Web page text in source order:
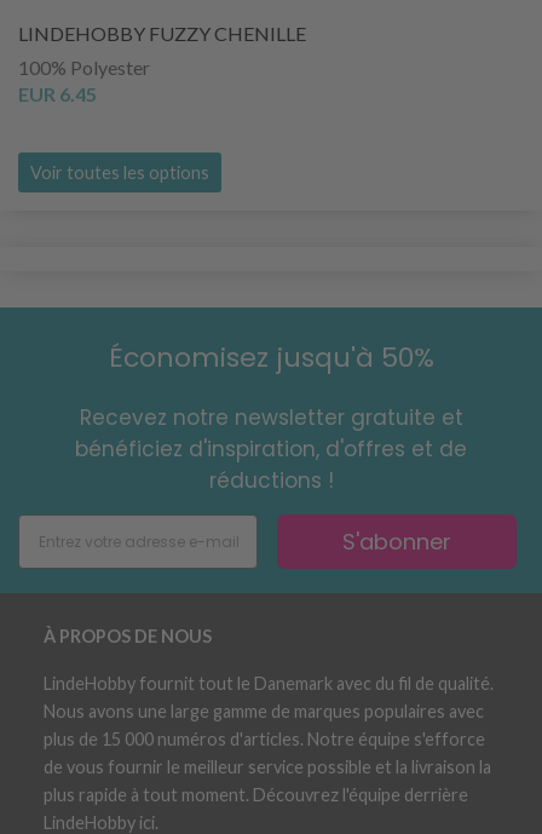
LINDEHOBBY FUZZY CHENILLE
100% Polyester
EUR 6.45
Voir toutes les options
Économisez jusqu'à 50%
Recevez notre newsletter gratuite et
bénéficiez d'inspiration, d'offres et de
réductions !
S'abonner
À PROPOS DE NOUS
LindeHobby fournit tout le Danemark avec du fil de qualité.
Nous avons une large gamme de marques populaires avec
plus de 15 000 numéros d'articles. Notre équipe s'efforce
de vous fournir le meilleur service possible et la livraison la
plus rapide à tout moment. Découvrez l'équipe derrière
LindeHobby ici.